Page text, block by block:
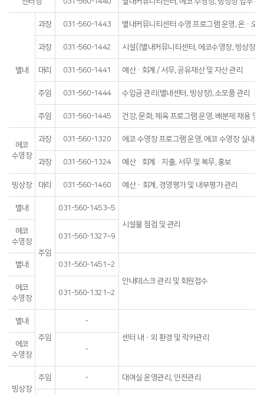
별내
과장 031-560-1443 별내커뮤니티센터 수영 프로그램 운영, 온·오
과장 031-560-1442 시설{(별내커뮤니티센터, 에코수영장, 빙상장(
대리 031-560-1441 예산·회계 / 서무, 공유재산 및 자산 관리
주임 031-560-1444 수입금 관리(별내센터, 빙상장), 소모품 관리
주임 031-560-1445 건강, 문화, 체육 프로그램 운영, 배분제 채용 및
에코
수영장
과장 031-560-1320 에코 수영장 프로그램 운영, 에코 수영장 실내
과장 031-560-1324 예산·회계·지출, 서무 및 복무, 홍보
빙상장 대리 031-560-1460 예산ㆍ회계, 경영평가 및 내부평가 관리
별내
주임
031-560-1453~5
시설물 점검 및 관리
에코
수영장
031-560-1327~9
별내
031-560-1451~2
안내데스크 관리 및 회원접수
에코
수영장
031-560-1321~2
별내
주임
-
센터 내ㆍ외 환경 및 락카관리
에코
수영장
-
빙상장
주임 - 대여실 운영관리, 안전관리